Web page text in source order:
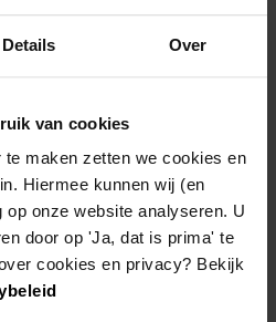
Details Over
van cookies
maken zetten we cookies en
Hiermee kunnen wij (en
op onze website analyseren. U
door op 'Ja, dat is prima' te
cookies en privacy? Bekijk
bezoeken door:
favoriet
verouderde lijst van de website